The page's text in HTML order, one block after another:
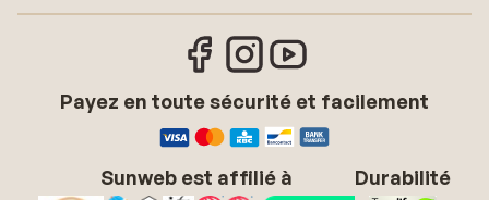
Payez en toute sécurité et facilement
Sunweb est affilié à Durabilité